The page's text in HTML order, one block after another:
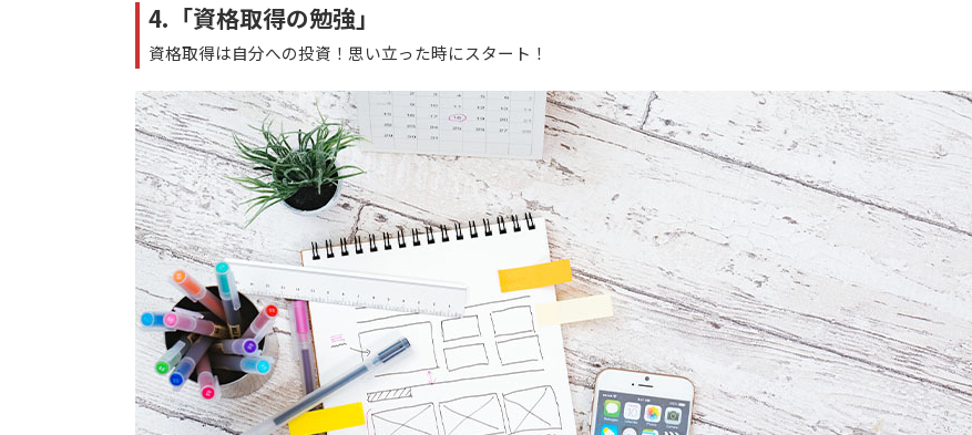
4.「資格取得の勉強」
資格取得は自分への投資！思い立った時にスタート！